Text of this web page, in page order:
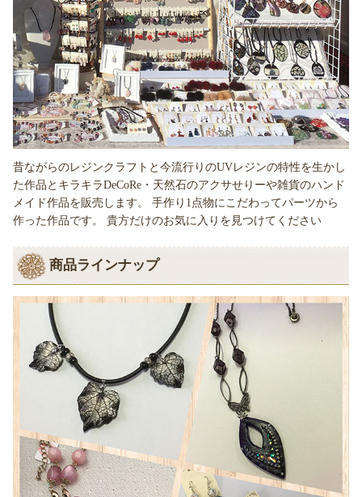
昔ながらのレジンクラフトと今流行りのUVレジンの特性を生かし
た作品とキラキラDeCoRe・天然石のアクサせりーや雑貨のハンド
メイド作品を販売します。 手作り1点物にこだわってパーツから
作った作品です。 貴方だけのお気に入りを見つけてください
商品ラインナップ